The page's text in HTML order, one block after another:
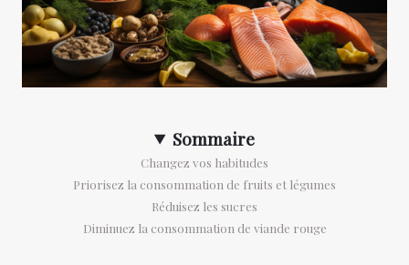
Sommaire
Changez vos habitudes
Priorisez la consommation de fruits et légumes
Réduisez les sucres
Diminuez la consommation de viande rouge